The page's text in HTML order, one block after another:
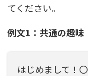
てください。
例文1：共通の趣味
はじめまして！